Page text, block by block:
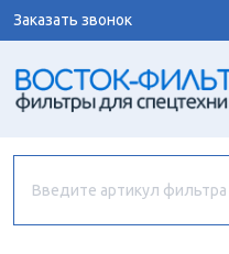
Заказать звонок